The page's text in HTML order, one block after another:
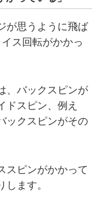
が思うように飛ば
ス回転がかかっ
、バックスピンが
ドスピン、例え
ックスピンがその
スピンがかかって
ます。